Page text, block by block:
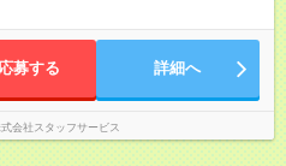
応募する 詳細へ
会社スタッフサービス